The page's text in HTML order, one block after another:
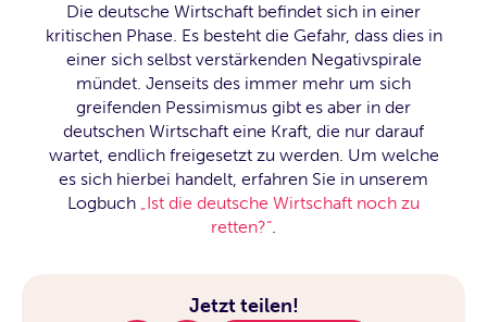
Die deutsche Wirtschaft befindet sich in einer
kritischen Phase. Es besteht die Gefahr, dass dies in
einer sich selbst verstärkenden Negativspirale
mündet. Jenseits des immer mehr um sich
greifenden Pessimismus gibt es aber in der
deutschen Wirtschaft eine Kraft, die nur darauf
wartet, endlich freigesetzt zu werden. Um welche
es sich hierbei handelt, erfahren Sie in unserem
Logbuch „Ist die deutsche Wirtschaft noch zu
retten?“.
Jetzt teilen!